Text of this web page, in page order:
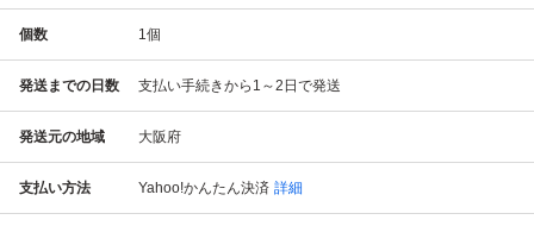
個数 1個
発送までの日数 支払い手続きから1～2日で発送
発送元の地域 大阪府
支払い方法 Yahoo!かんたん決済 詳細